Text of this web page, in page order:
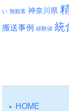
い 無観客 神奈川県
搬送事例
経験値 統
HOME